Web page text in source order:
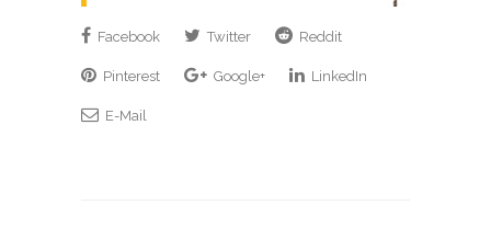
Facebook Twitter Reddit
Pinterest Google+ LinkedIn
E-Mail